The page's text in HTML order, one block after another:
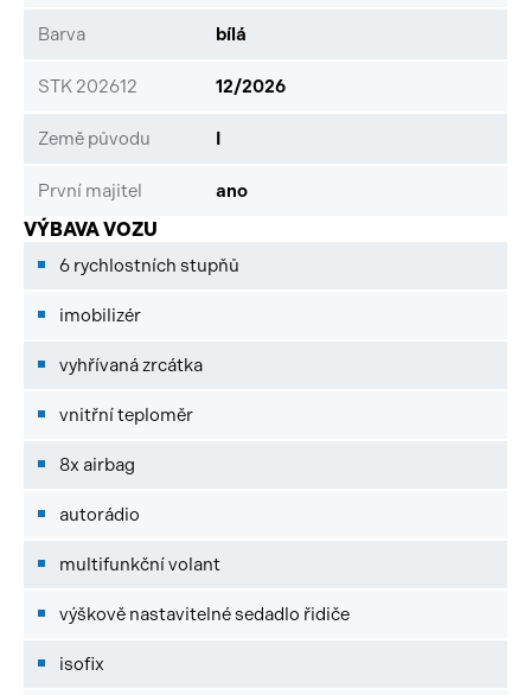
Barva bílá
STK 202612 12/2026
Země původu I
První majitel ano
VÝBAVA VOZU
6 rychlostních stupňů
imobilizér
vyhřívaná zrcátka
vnitřní teploměr
8x airbag
autorádio
multifunkční volant
výškově nastavitelné sedadlo řidiče
isofix